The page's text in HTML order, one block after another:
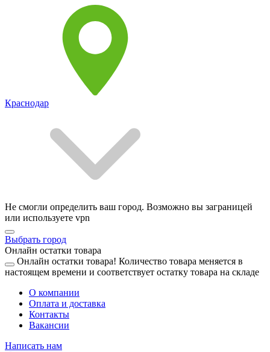
Краснодар
Не смогли определить ваш город. Возможно вы заграницей
или используете vpn
Выбрать город
Онлайн остатки товара
Онлайн остатки товара! Количество товара меняется в
настоящем времени и соответствует остатку товара на складе
О компании
Оплата и доставка
Контакты
Вакансии
Написать нам